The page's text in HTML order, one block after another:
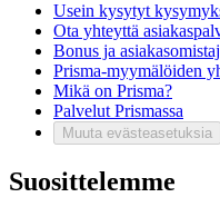
Usein kysytyt
Ota yhteyttä
Bonus ja
Prisma-myymälöiden
Mikä on Prisma?
Palvelut Prismassa
Muuta evästeasetuksia
Suosittelemme